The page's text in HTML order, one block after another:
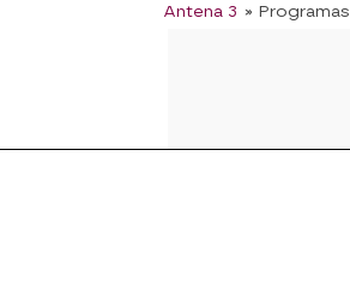
Antena 3 » Programas